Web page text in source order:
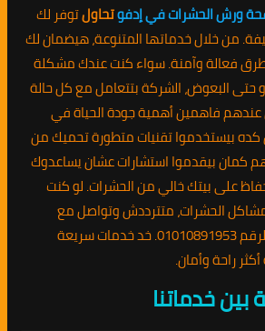
ورش الحشرات في إدفوتحاولتوفر لك
من خلال خدماتها المتنوعة، هيضمان لك
فعالة وآمنة. سواء كنت عندك مشكلة
حتى البعوض، الشركة بتتعامل مع كل حالة
عندهم فاهمين أهمية جودة الحياة في
كده بيستخدموا تقنيات متطورة تحميك من
كمان بيقدموا استشارات عشان يساعدوك
على بيتك خالي من الحشرات. لو كنت
الحشرات، متترددش وتواصل مع
الشركة الألمانية على الرقم 01010891953. خد خدمات سريعة
راحة وأمان.